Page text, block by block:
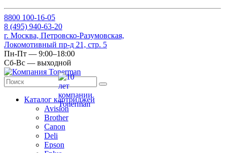
8800 100-16-05
8 (495) 940-63-20
г. Москва, Петровско-Разумовская,
Локомотивный пр-д 21, стр. 5
Пн-Пт — 9:00–18:00
Сб-Вс — выходной
Каталог картриджей
Avision
Brother
Canon
Deli
Epson